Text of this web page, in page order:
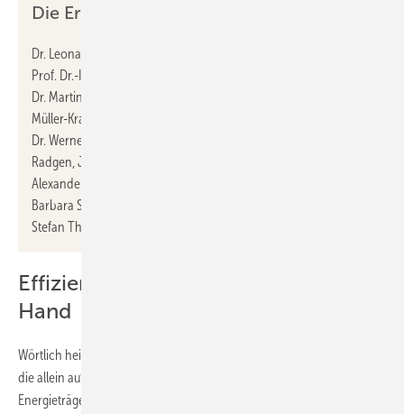
Die Erstunterzeichnenden
Dr. Leonard Burtscher, Jutta Gurkmann, Prof. Dr. Peter Hennicke,
Prof. Dr.-Ing. Christoph Herrmann, Prof. Dr. Wolfgang Irrek, Prof.
Dr. Martin Jänicke, Prof. Dr.-Ing. Eberhard Jochem, Sascha
Müller-Kraenner, Prof. Dr. Uwe Leprich, Prof. Dr.-Ing. Jörg Meyer,
Dr. Werner Neumann, Prof. Dr. Martin Pehnt, Prof. Dr. Peter
Radgen, Julia Repenning, Dr. Katharina Reuter, Prof. Dr.-Ing.
Alexander Sauer, Franzjosef Schafhausen, Stefan Scheuer, Dr.
Barbara Schlomann, Max Schön, Dr. Burkhard Schulze Darup, Dr.
Stefan Thomas, Dr. Hans-Joachim Ziesing, Yvonne Zwick.
Effizienz und Erneuerbare Hand in
Hand
Wörtlich heißt es in der gemeinsamen Erklärung: „Einseitige Strategien,
die allein auf die Angebotsseite setzen (Dekarbonisierung der
Energieträger, CO